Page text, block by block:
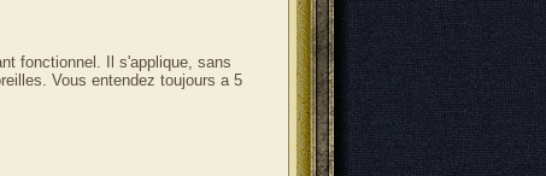
fonctionnel. Il s'applique, sans
Vous entendez toujours a 5